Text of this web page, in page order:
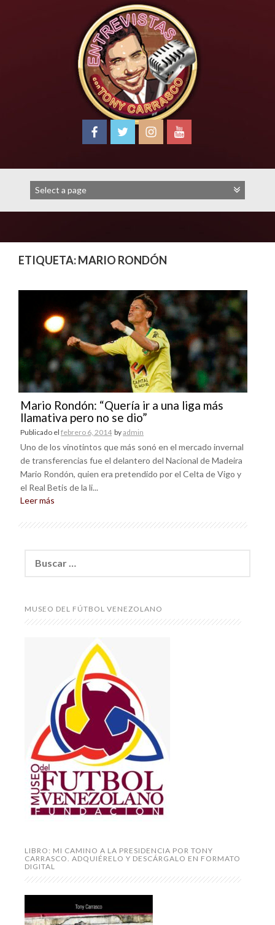
ETIQUETA:MARIO RONDÓN
Mario Rondón: “Quería ir a una liga más
llamativa pero no se dio”
Publicado el febrero 6, 2014 byadmin
Uno de los vinotintos que más sonó en el mercado invernal
de transferencias fue el delantero del Nacional de Madeira
Mario Rondón, quien era pretendido por el Celta de Vigo y
el Real Betis de la li...
Leer más
MUSEO DEL FÚTBOL VENEZOLANO
LIBRO: MI CAMINO A LA PRESIDENCIA POR TONY
CARRASCO. ADQUIÉRELO Y DESCÁRGALO EN FORMATO
DIGITAL